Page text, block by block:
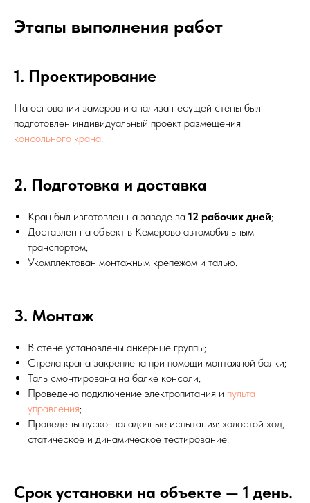
Этапы выполнения работ
1. Проектирование
На основании замеров и анализа несущей стены был
подготовлен индивидуальный проект размещения
консольного крана.
2. Подготовка и доставка
Кран был изготовлен на заводе за 12 рабочих дней;
Доставлен на объект в Кемерово автомобильным
транспортом;
Укомплектован монтажным крепежом и талью.
3. Монтаж
В стене установлены анкерные группы;
Стрела крана закреплена при помощи монтажной балки;
Таль смонтирована на балке консоли;
Проведено подключение электропитания и пульта
управления;
Проведены пуско-наладочные испытания: холостой ход,
статическое и динамическое тестирование.
Срок установки на объекте — 1 день.